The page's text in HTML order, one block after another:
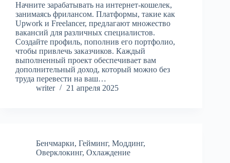
Начните зарабатывать на интернет-кошелек,
занимаясь фрилансом. Платформы, такие как
Upwork и Freelancer, предлагают множество
вакансий для различных специалистов.
Создайте профиль, пополнив его портфолио,
чтобы привлечь заказчиков. Каждый
выполненный проект обеспечивает вам
дополнительный доход, который можно без
труда перевести на ваш…
writer
21 апреля 2025
Бенчмарки, Гейминг, Моддинг,
Оверклокинг, Охлаждение